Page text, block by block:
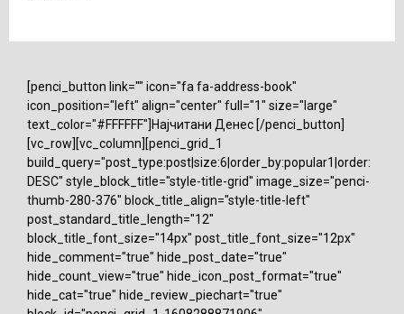
[penci_button link="" icon="fa fa-address-book"
icon_position="left" align="center" full="1" size="large"
text_color="#FFFFFF"]Најчитани Денес [/penci_button]
[vc_row][vc_column][penci_grid_1
build_query="post_type:post|size:6|order_by:popular1|order:
DESC" style_block_title="style-title-grid" image_size="penci-
thumb-280-376" block_title_align="style-title-left"
post_standard_title_length="12"
block_title_font_size="14px" post_title_font_size="12px"
hide_comment="true" hide_post_date="true"
hide_count_view="true" hide_icon_post_format="true"
hide_cat="true" hide_review_piechart="true"